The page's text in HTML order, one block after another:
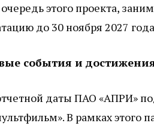
этого проекта,
до 30 ноября 2027
события и
даты ПАО «АПРИ»
В рамках этого